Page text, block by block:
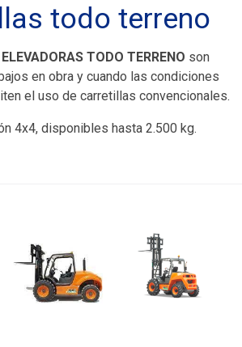
todo terreno
TODO TERRENO son
en obra y cuando las condiciones
el uso de carretillas convencionales.
4x4, disponibles hasta 2.500 kg.